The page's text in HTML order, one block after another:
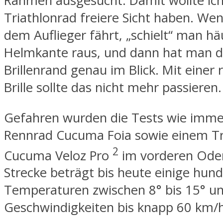
Triathlonrad freiere Sicht haben.
dem Auflieger fährt, „schielt“ man
Helmkante raus, und dann hat man
Brillenrand genau im Blick. Mit einer
Brille sollte das nicht mehr passieren.
Gefahren wurden die Tests wie
Rennrad Cucuma Foia sowie einem
Cucuma Veloz Pro 2 im vorderen
Strecke beträgt bis heute einige
Temperaturen zwischen 8° bis 15°
Geschwindigkeiten bis knapp 60 km/